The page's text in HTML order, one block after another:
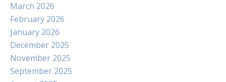
March 2026
February 2026
January 2026
December 2025
November 2025
September 2025